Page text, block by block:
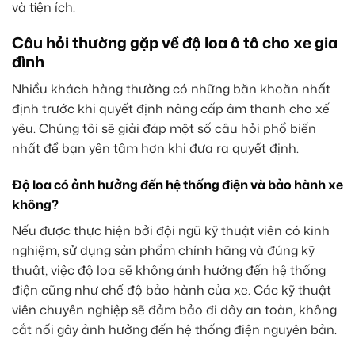
và tiện ích.
Câu hỏi thường gặp về độ loa ô tô cho xe gia
đình
Nhiều khách hàng thường có những băn khoăn nhất
định trước khi quyết định nâng cấp âm thanh cho xế
yêu. Chúng tôi sẽ giải đáp một số câu hỏi phổ biến
nhất để bạn yên tâm hơn khi đưa ra quyết định.
Độ loa có ảnh hưởng đến hệ thống điện và bảo hành xe
không?
Nếu được thực hiện bởi đội ngũ kỹ thuật viên có kinh
nghiệm, sử dụng sản phẩm chính hãng và đúng kỹ
thuật, việc độ loa sẽ không ảnh hưởng đến hệ thống
điện cũng như chế độ bảo hành của xe. Các kỹ thuật
viên chuyên nghiệp sẽ đảm bảo đi dây an toàn, không
cắt nối gây ảnh hưởng đến hệ thống điện nguyên bản.